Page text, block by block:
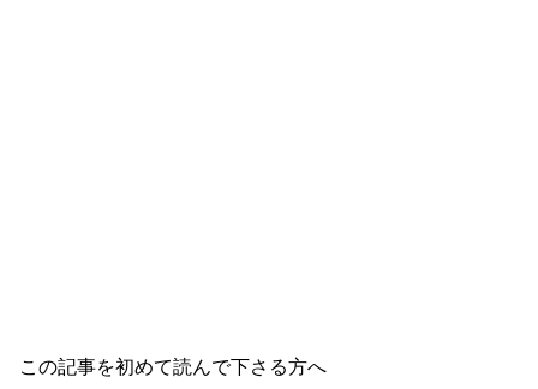
この記事を初めて読んで下さる方へ